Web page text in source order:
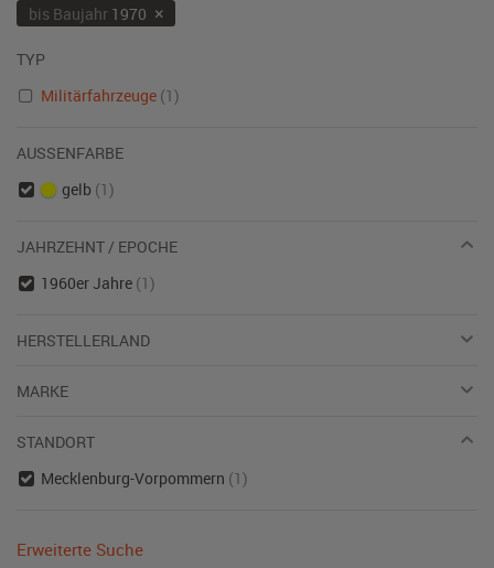
bis Baujahr1970 ×
TYP
Militärfahrzeuge (1)
AUSSENFARBE
gelb (1)
JAHRZEHNT / EPOCHE
1960er Jahre (1)
HERSTELLERLAND
MARKE
STANDORT
Mecklenburg-Vorpommern (1)
Erweiterte Suche